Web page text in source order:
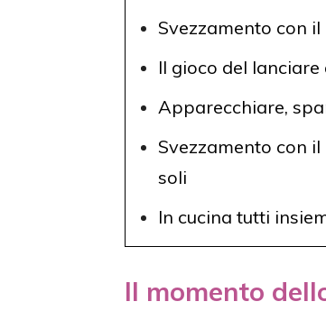
Svezzamento con
Il gioco del
Apparecchiare,
Svezzamento con
soli
In cucina tutti
Il momento